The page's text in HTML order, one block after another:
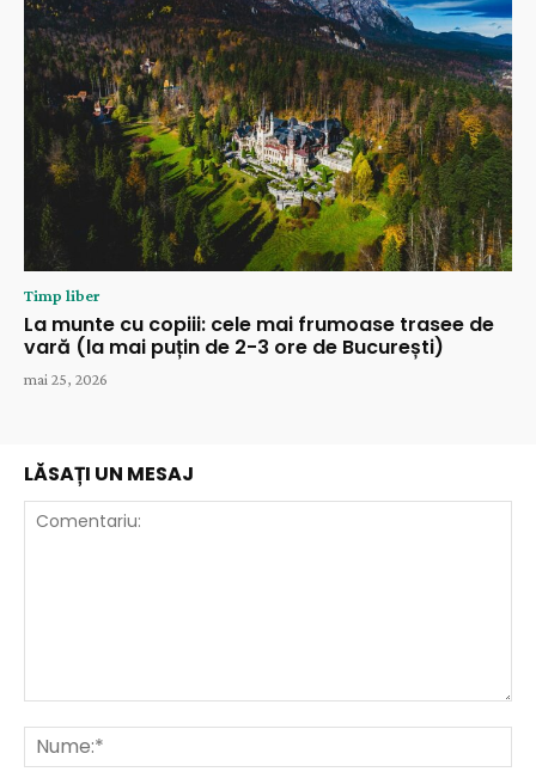
Timp liber
La munte cu copiii: cele mai frumoase trasee de
vară (la mai puțin de 2-3 ore de București)
mai 25, 2026
LĂSAȚI UN MESAJ